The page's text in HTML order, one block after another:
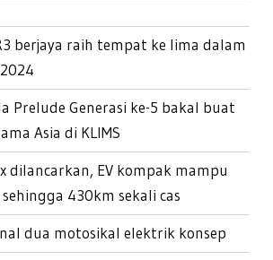
berjaya raih tempat ke lima dalam
Prelude Generasi ke-5 bakal buat
Asia di KLIMS
dilancarkan, EV kompak mampu
430km sekali cas
dua motosikal elektrik konsep